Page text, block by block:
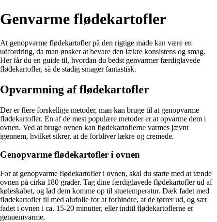
Genvarme flødekartofler
At genopvarme flødekartofler på den rigtige måde kan være en
udfordring, da man ønsker at bevare den lækre konsistens og smag.
Her får du en guide til, hvordan du bedst genvarmer færdiglavede
flødekartofler, så de stadig smager fantastisk.
Opvarmning af flødekartofler
Der er flere forskellige metoder, man kan bruge til at genopvarme
flødekartofler. En af de mest populære metoder er at opvarme dem i
ovnen. Ved at bruge ovnen kan flødekartoflerne varmes jævnt
igennem, hvilket sikrer, at de forbliver lækre og cremede.
Genopvarme flødekartofler i ovnen
For at genopvarme flødekartofler i ovnen, skal du starte med at tænde
ovnen på cirka 180 grader. Tag dine færdiglavede flødekartofler ud af
køleskabet, og lad dem komme op til stuetemperatur. Dæk fadet med
flødekartofler til med alufolie for at forhindre, at de tørrer ud, og sæt
fadet i ovnen i ca. 15-20 minutter, eller indtil flødekartoflerne er
gennemvarme.